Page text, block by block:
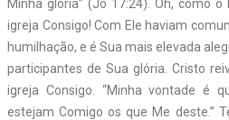
Minha glória” (Jo 17:24). Oh, como
igreja Consigo! Com Ele haviam
humilhação, e é Sua mais elevada
participantes de Sua glória. Cristo
igreja Consigo. “Minha vontade é
estejam Comigo os que Me deste.”